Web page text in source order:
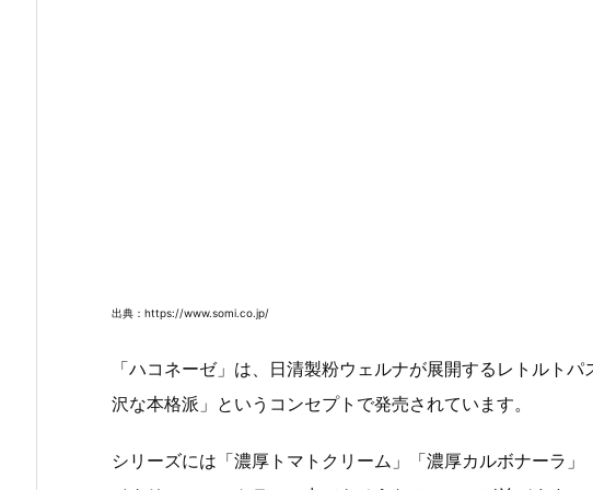
出典：https://www.somi.co.jp/
「ハコネーゼ」は、日清製粉ウェルナが展開するレトルト
沢な本格派」というコンセプトで発売されています。
シリーズには「濃厚トマトクリーム」「濃厚カルボナーラ」